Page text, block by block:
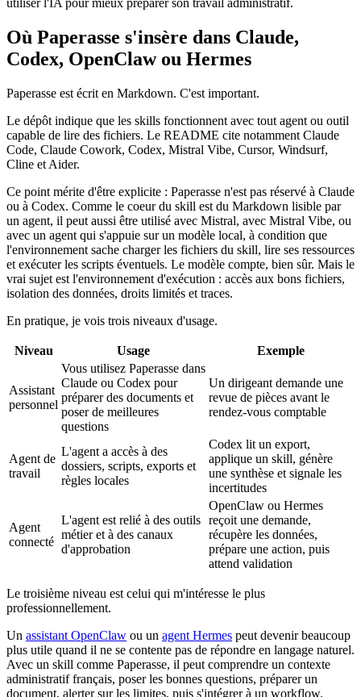
utiliser l'IA pour mieux préparer son travail administratif.
Où Paperasse s'insère dans Claude,
Codex, OpenClaw ou Hermes
Paperasse est écrit en Markdown. C'est important.
Le dépôt indique que les skills fonctionnent avec tout agent ou outil
capable de lire des fichiers. Le README cite notamment Claude
Code, Claude Cowork, Codex, Mistral Vibe, Cursor, Windsurf,
Cline et Aider.
Ce point mérite d'être explicite : Paperasse n'est pas réservé à Claude
ou à Codex. Comme le coeur du skill est du Markdown lisible par
un agent, il peut aussi être utilisé avec Mistral, avec Mistral Vibe, ou
avec un agent qui s'appuie sur un modèle local, à condition que
l'environnement sache charger les fichiers du skill, lire ses ressources
et exécuter les scripts éventuels. Le modèle compte, bien sûr. Mais le
vrai sujet est l'environnement d'exécution : accès aux bons fichiers,
isolation des données, droits limités et traces.
En pratique, je vois trois niveaux d'usage.
Niveau Usage Exemple
Assistant
personnel
Vous utilisez Paperasse dans
Claude ou Codex pour
préparer des documents et
poser de meilleures
questions
Un dirigeant demande une
revue de pièces avant le
rendez-vous comptable
Agent de
travail
L'agent a accès à des
dossiers, scripts, exports et
règles locales
Codex lit un export,
applique un skill, génère
une synthèse et signale les
incertitudes
Agent
connecté
L'agent est relié à des outils
métier et à des canaux
d'approbation
OpenClaw ou Hermes
reçoit une demande,
récupère les données,
prépare une action, puis
attend validation
Le troisième niveau est celui qui m'intéresse le plus
professionnellement.
Un assistant OpenClaw ou un agent Hermes peut devenir beaucoup
plus utile quand il ne se contente pas de répondre en langage naturel.
Avec un skill comme Paperasse, il peut comprendre un contexte
administratif français, poser les bonnes questions, préparer un
document, alerter sur les limites, puis s'intégrer à un workflow.